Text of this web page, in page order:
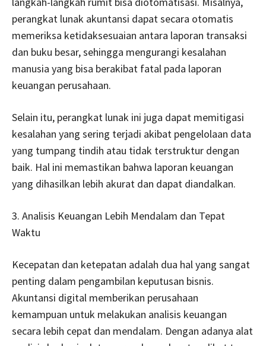
perangkat lunak akuntansi dapat secara otomatis
memeriksa ketidaksesuaian antara laporan transaksi
dan buku besar, sehingga mengurangi kesalahan
manusia yang bisa berakibat fatal pada laporan
keuangan perusahaan.
Selain itu, perangkat lunak ini juga dapat memitigasi
kesalahan yang sering terjadi akibat pengelolaan data
yang tumpang tindih atau tidak terstruktur dengan
baik. Hal ini memastikan bahwa laporan keuangan
yang dihasilkan lebih akurat dan dapat diandalkan.
3. Analisis Keuangan Lebih Mendalam dan Tepat
Waktu
Kecepatan dan ketepatan adalah dua hal yang sangat
penting dalam pengambilan keputusan bisnis.
Akuntansi digital memberikan perusahaan
kemampuan untuk melakukan analisis keuangan
secara lebih cepat dan mendalam. Dengan adanya alat